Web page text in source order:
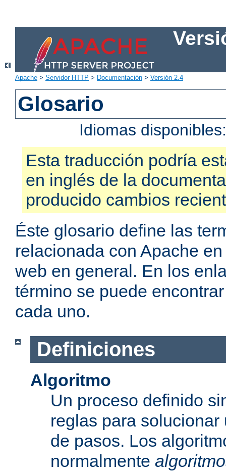
Apache > Servidor HTTP > Documentación > Versión 2.4
Glosario
Idiomas
Esta traducción podría
en inglés de la
producido cambios
Éste glosario define las
relacionada con Apache
web en general. En los
término se puede
cada uno.
Definiciones
Algoritmo
Un proceso definido
reglas para
de pasos. Los
normalmente